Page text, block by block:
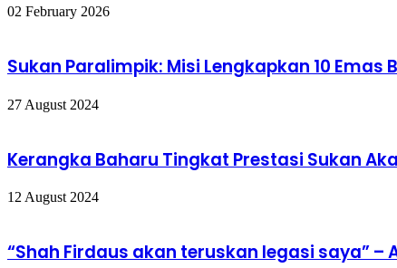
02 February 2026
Sukan Paralimpik: Misi Lengkapkan 10 Emas
27 August 2024
Kerangka Baharu Tingkat Prestasi Sukan
12 August 2024
“Shah Firdaus akan teruskan legasi saya” –